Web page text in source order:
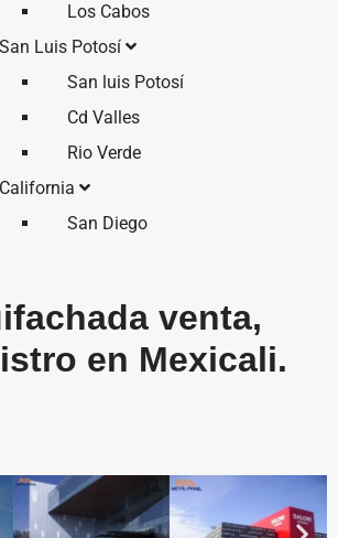
Los Cabos
San Luis Potosí
San luis Potosí
Cd Valles
Rio Verde
California
San Diego
venta,
en Mexicali.